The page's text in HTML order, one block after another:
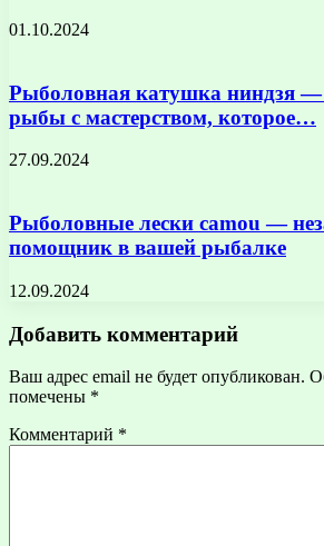
01.10.2024
Рыболовная катушка ниндзя —
рыбы с мастерством, которое…
27.09.2024
Рыболовные лески camou —
помощник в вашей рыбалке
12.09.2024
Добавить комментарий
Ваш адрес email не будет опубликован.
помечены *
Комментарий *